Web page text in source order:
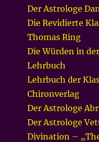
Der Astrologe
Die Revidierte
Thomas Ring
Die Würden in
Lehrbuch
Lehrbuch der
Chironverlag
Der Astrologe
Der Astrologe
Divination –